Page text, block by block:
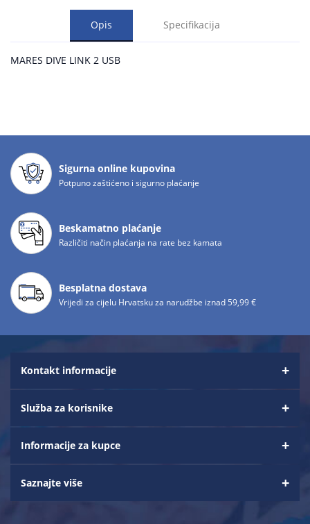
Opis Specifikacija
MARES DIVE LINK 2 USB
Sigurna online kupovina
Potpuno zaštićeno i sigurno plaćanje
Beskamatno plaćanje
Različiti način plaćanja na rate bez kamata
Besplatna dostava
Vrijedi za cijelu Hrvatsku za narudžbe iznad 59,99 €
Kontakt informacije
Služba za korisnike
Informacije za kupce
Saznajte više